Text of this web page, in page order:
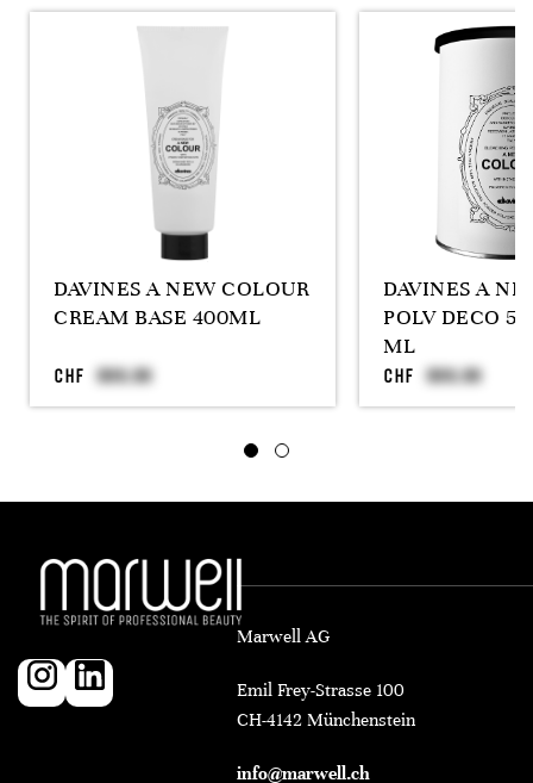
DAVINES A NEW COLOUR
CREAM BASE 400ML
CHF
DAVINES A
POLV DECO
ML
CHF
Marwell AG
Emil Frey-Strasse 100
CH-4142 Münchenstein
info@marwell.ch